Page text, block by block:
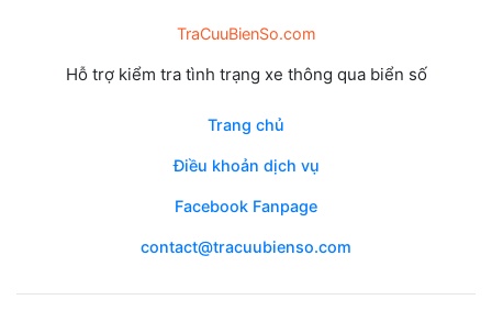
TraCuuBienSo.com
Hỗ trợ kiểm tra tình trạng xe thông qua biển số
Trang chủ
Điều khoản dịch vụ
Facebook Fanpage
contact@tracuubienso.com